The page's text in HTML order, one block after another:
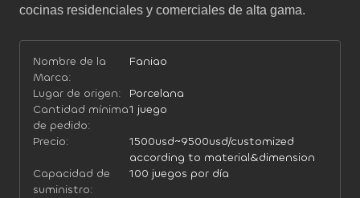
cocinas residenciales y comerciales de alta gama.
Nombre de la
Marca:
Faniao
Lugar de origen:
Porcelana
Cantidad mínima
de pedido:
1 juego
Precio:
1500usd~9500usd/customized
according to material&dimension
Capacidad de
suministro:
100 juegos por día